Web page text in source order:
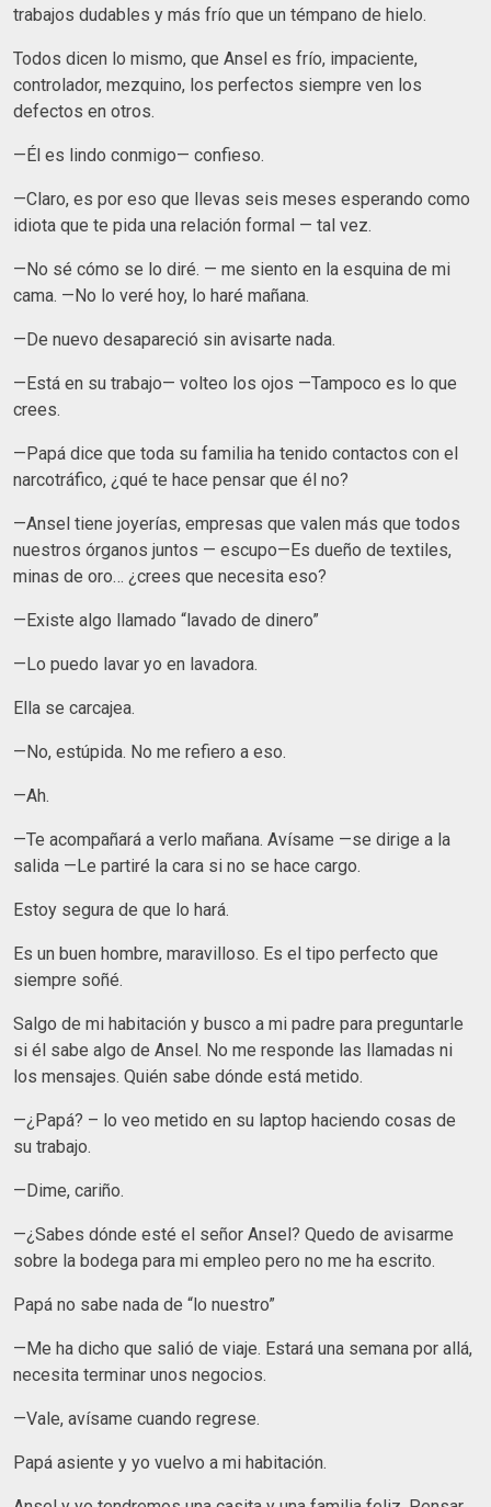
trabajos dudables y más frío que un témpano de hielo.
Todos dicen lo mismo, que Ansel es frío, impaciente,
controlador, mezquino, los perfectos siempre ven los
defectos en otros.
—Él es lindo conmigo— confieso.
—Claro, es por eso que llevas seis meses esperando como
idiota que te pida una relación formal — tal vez.
—No sé cómo se lo diré. — me siento en la esquina de mi
cama. —No lo veré hoy, lo haré mañana.
—De nuevo desapareció sin avisarte nada.
—Está en su trabajo— volteo los ojos —Tampoco es lo que
crees.
—Papá dice que toda su familia ha tenido contactos con el
narcotráfico, ¿qué te hace pensar que él no?
—Ansel tiene joyerías, empresas que valen más que todos
nuestros órganos juntos — escupo—Es dueño de textiles,
minas de oro… ¿crees que necesita eso?
—Existe algo llamado “lavado de dinero”
—Lo puedo lavar yo en lavadora.
Ella se carcajea.
—No, estúpida. No me refiero a eso.
—Ah.
—Te acompañará a verlo mañana. Avísame —se dirige a la
salida —Le partiré la cara si no se hace cargo.
Estoy segura de que lo hará.
Es un buen hombre, maravilloso. Es el tipo perfecto que
siempre soñé.
Salgo de mi habitación y busco a mi padre para preguntarle
si él sabe algo de Ansel. No me responde las llamadas ni
los mensajes. Quién sabe dónde está metido.
—¿Papá? – lo veo metido en su laptop haciendo cosas de
su trabajo.
—Dime, cariño.
—¿Sabes dónde esté el señor Ansel? Quedo de avisarme
sobre la bodega para mi empleo pero no me ha escrito.
Papá no sabe nada de “lo nuestro”
—Me ha dicho que salió de viaje. Estará una semana por allá,
necesita terminar unos negocios.
—Vale, avísame cuando regrese.
Papá asiente y yo vuelvo a mi habitación.